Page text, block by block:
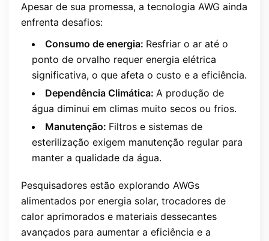
Apesar de sua promessa, a tecnologia AWG ainda
enfrenta desafios:
Consumo de energia: Resfriar o ar até o
ponto de orvalho requer energia elétrica
significativa, o que afeta o custo e a eficiência.
Dependência Climática:A produção de
água diminui em climas muito secos ou frios.
Manutenção: Filtros e sistemas de
esterilização exigem manutenção regular para
manter a qualidade da água.
Pesquisadores estão explorando AWGs
alimentados por energia solar, trocadores de
calor aprimorados e materiais dessecantes
avançados para aumentar a eficiência e a